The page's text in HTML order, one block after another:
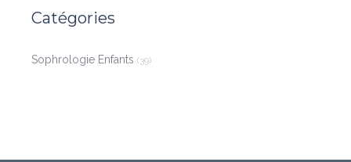
Catégories
Sophrologie Enfants (39)